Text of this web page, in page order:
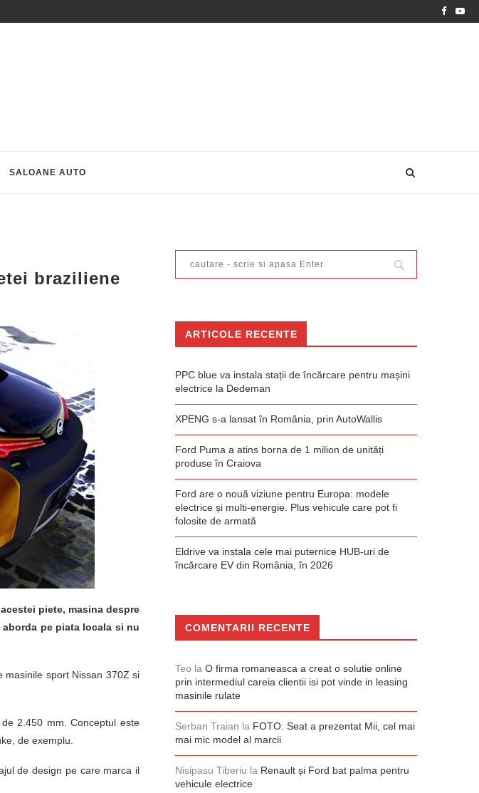
SALOANE AUTO
braziliene
piete, masina despre
pe piata locala si nu
masinile sport Nissan 370Z si
2.450 mm. Conceptul este
de exemplu.
de design pe care marca il
ARTICOLE RECENTE
PPC blue va instala stații de încărcare pentru mașini
electrice la Dedeman
XPENG s-a lansat în România, prin AutoWallis
Ford Puma a atins borna de 1 milion de unități
produse în Craiova
Ford are o nouă viziune pentru Europa: modele
electrice și multi-energie. Plus vehicule care pot fi
folosite de armată
Eldrive va instala cele mai puternice HUB-uri de
încărcare EV din România, în 2026
COMENTARII RECENTE
Teo la O firma romaneasca a creat o solutie online
prin intermediul careia clientii isi pot vinde in leasing
masinile rulate
Serban Traian la FOTO: Seat a prezentat Mii, cel mai
mai mic model al marcii
Nisipasu Tiberiu la Renault și Ford bat palma pentru
vehicule electrice